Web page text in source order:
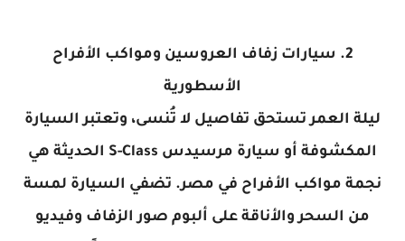
2. سيارات زفاف العروسين ومواكب الأفراح
الأسطورية
ليلة العمر تستحق تفاصيل لا تُنسى، وتعتبر السيارة
المكشوفة أو سيارة مرسيدس S-Class الحديثة هي
نجمة مواكب الأفراح في مصر. تضفي السيارة لمسة
من السحر والأناقة على ألبوم صور الزفاف وفيديو